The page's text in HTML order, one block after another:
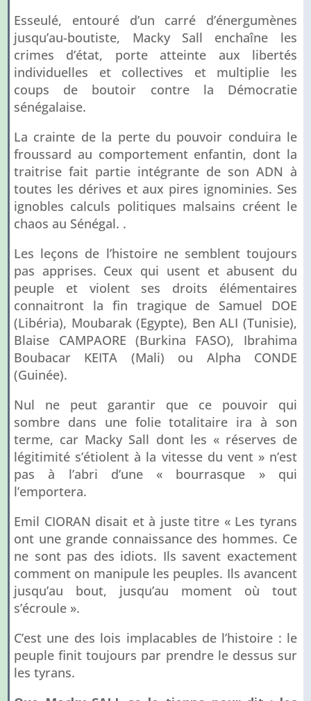
Esseulé, entouré d’un carré d’énergumènes
jusqu’au-boutiste, Macky Sall enchaîne les
crimes d’état, porte atteinte aux libertés
individuelles et collectives et multiplie les
coups de boutoir contre la Démocratie
sénégalaise.
La crainte de la perte du pouvoir conduira le
froussard au comportement enfantin, dont la
traitrise fait partie intégrante de son ADN à
toutes les dérives et aux pires ignominies. Ses
ignobles calculs politiques malsains créent le
chaos au Sénégal. .
Les leçons de l’histoire ne semblent toujours
pas apprises. Ceux qui usent et abusent du
peuple et violent ses droits élémentaires
connaitront la fin tragique de Samuel DOE
(Libéria), Moubarak (Egypte), Ben ALI (Tunisie),
Blaise CAMPAORE (Burkina FASO), Ibrahima
Boubacar KEITA (Mali) ou Alpha CONDE
(Guinée).
Nul ne peut garantir que ce pouvoir qui
sombre dans une folie totalitaire ira à son
terme, car Macky Sall dont les « réserves de
légitimité s’étiolent à la vitesse du vent » n’est
pas à l’abri d’une « bourrasque » qui
l’emportera.
Emil CIORAN disait et à juste titre « Les tyrans
ont une grande connaissance des hommes. Ce
ne sont pas des idiots. Ils savent exactement
comment on manipule les peuples. Ils avancent
jusqu’au bout, jusqu’au moment où tout
s’écroule ».
C’est une des lois implacables de l’histoire : le
peuple finit toujours par prendre le dessus sur
les tyrans.